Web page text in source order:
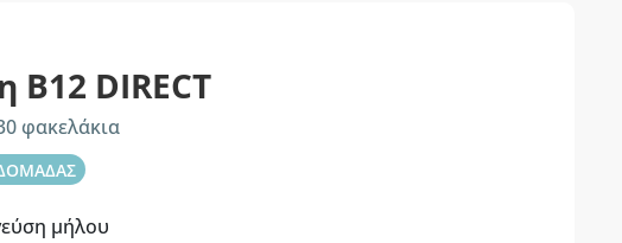
B12 DIRECT
φακελάκια
μήλου